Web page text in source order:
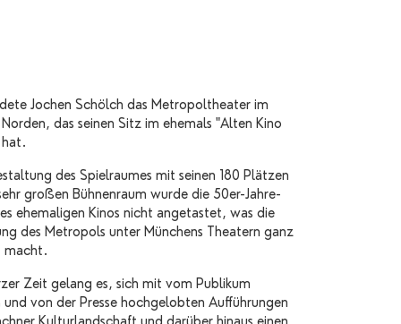
Jochen Schölch das Metropoltheater im
das seinen Sitz im ehemals "Alten Kino
hat.
des Spielraumes mit seinen 180 Plätzen
großen Bühnenraum wurde die 50er-Jahre-
ehemaligen Kinos nicht angetastet, was die
des Metropols unter Münchens Theatern ganz
macht.
Zeit gelang es, sich mit vom Publikum
von der Presse hochgelobten Aufführungen